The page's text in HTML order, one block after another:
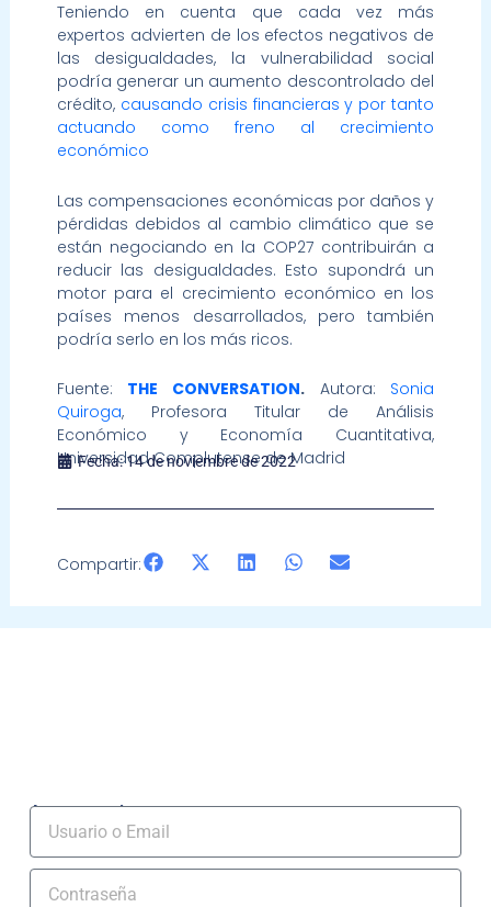
Teniendo en cuenta que cada vez más
expertos advierten de los efectos negativos de
las desigualdades, la vulnerabilidad social
podría generar un aumento descontrolado del
crédito, causando crisis financieras y por tanto
actuando como freno al crecimiento
económico
Las compensaciones económicas por daños y
pérdidas debidos al cambio climático que se
están negociando en la COP27 contribuirán a
reducir las desigualdades. Esto supondrá un
motor para el crecimiento económico en los
países menos desarrollados, pero también
podría serlo en los más ricos.
Fuente: THE CONVERSATION. Autora: Sonia
Quiroga, Profesora Titular de Análisis
Económico y Economía Cuantitativa,
Universidad Complutense de Madrid
Fecha:14 de noviembre de 2022
Compartir:
Acceso socios